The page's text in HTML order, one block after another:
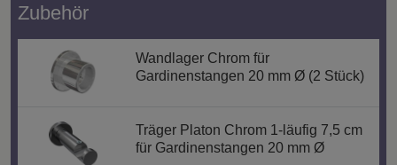
Zubehör
Wandlager Chrom für
Gardinenstangen 20 mm Ø (2 Stück)
Träger Platon Chrom 1-läufig 7,5 cm
für Gardinenstangen 20 mm Ø